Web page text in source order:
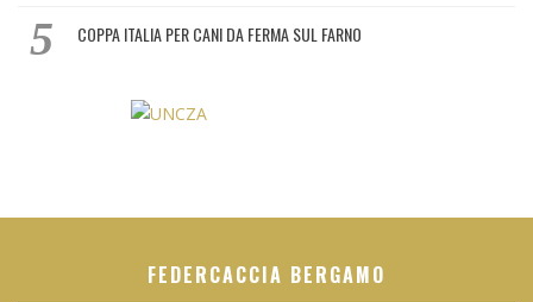
COPPA ITALIA PER CANI DA FERMA SUL FARNO
FEDERCACCIA BERGAMO